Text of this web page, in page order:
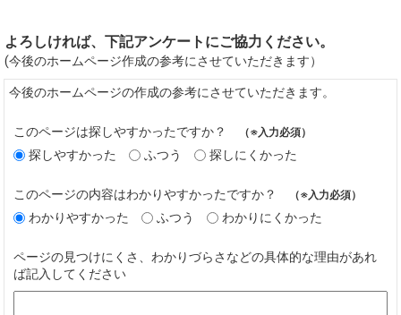
よろしければ、下記アンケートにご協力ください。
(今後のホームページ作成の参考にさせていただきます）
今後のホームページの作成の参考にさせていただきます。
このページは探しやすかったですか？ （※入力必須）
探しやすかった ふつう 探しにくかった
このページの内容はわかりやすかったですか？ （※入力必須）
わかりやすかった ふつう わかりにくかった
ページの見つけにくさ、わかりづらさなどの具体的な理由があれ
ば記入してください